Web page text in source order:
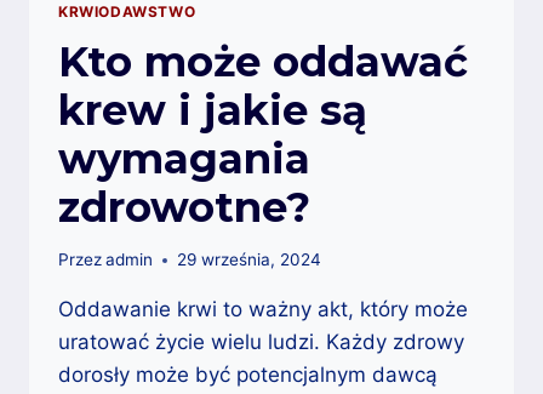
KRWIODAWSTWO
Kto może oddawać
krew i jakie są
wymagania
zdrowotne?
Przezadmin 29 września, 2024
Oddawanie krwi to ważny akt, który może
uratować życie wielu ludzi. Każdy zdrowy
dorosły może być potencjalnym dawcą